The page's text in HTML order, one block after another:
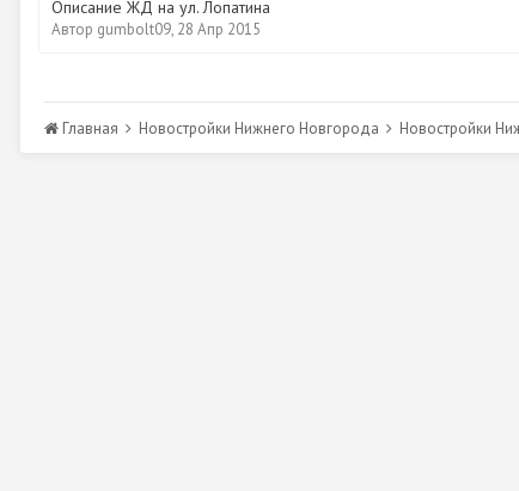
Описание ЖД на ул. Лопатина
Автор gumbolt09, 28 Апр 2015
Главная Новостройки Нижнего Новгорода Новостройки